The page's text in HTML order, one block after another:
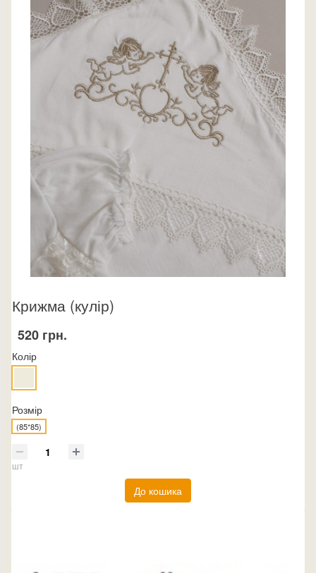
Крижма (кулір)
520 грн.
Колір
Розмір
(85*85)
шт
До кошика